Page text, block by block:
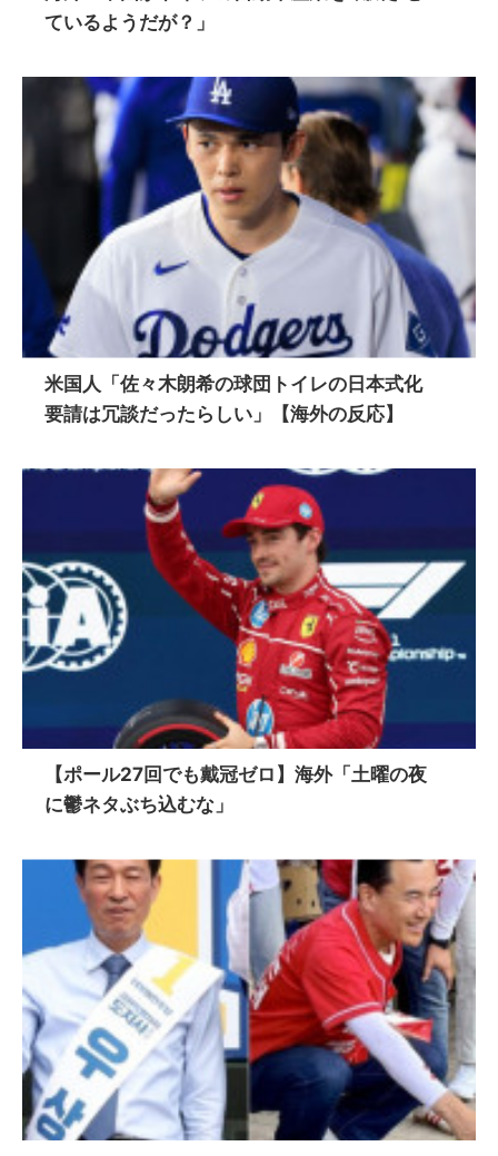
ているようだが？」
米国人「佐々木朗希の球団トイレの日本式化
要請は冗談だったらしい」【海外の反応】
【ポール27回でも戴冠ゼロ】海外「土曜の夜
に鬱ネタぶち込むな」